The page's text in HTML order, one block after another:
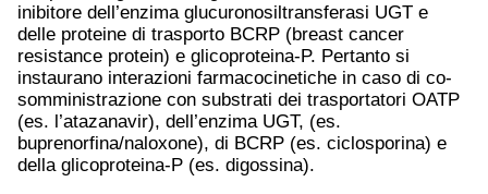
inibitore dell’enzima glucuronosiltransferasi UGT e
delle proteine di trasporto BCRP (breast cancer
resistance protein) e glicoproteina-P. Pertanto si
instaurano interazioni farmacocinetiche in caso di co-
somministrazione con substrati dei trasportatori OATP
(es. l’atazanavir), dell’enzima UGT, (es.
buprenorfina/naloxone), di BCRP (es. ciclosporina) e
della glicoproteina-P (es. digossina).